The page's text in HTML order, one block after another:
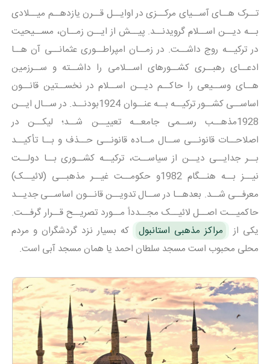
تــرک هــای آســیای مرکــزی در اوایــل قــرن یازدهــم میــلادی
بــه دیــن اســلام گرویدنــد. پیــش از ایــن زمــان، مســیحیت
در ترکیــه روج داشــت. در زمــان امپراطــوری عثمانــی آن هــا
ادعــای رهبــری کشــورهای اســلامی را داشــته و ســرزمین
هــای وســیعی را حاکــم دیــن اســلام در نخســتین قانــون
اساســی کشــور ترکیــه بــه عنــوان 1924بودنــد. در ســال ایــن
1928مذهــب رســمی جامعــه تعییــن شــد؛ لیکــن در
اصلاحــات قانونــی ســال مــاده قانونــی حــذف و بــا تأکیــد
بــر جدایــی دیــن از سیاســت، ترکیــه کشــوری بــا دولــت
نیــز بــه هنــگام 1982و حکومــت غیــر مذهبــی (لائیــک)
معرفــی شــد. بعدهــا در ســال تدویــن قانــون اساســی جدیــد
حاکمیــت اصــل لائیــک مجــددأ مــورد تصریــح قــرار گرفــت.
یکی از
مراکز مذهبی استانبول
که بسیار نزد گردشگران و مردم
محلی محبوب است مسجد سلطان احمد یا همان مسجد آبی است.